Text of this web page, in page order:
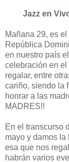
Jazz en
Mañana 29, es
República
en nuestro país
celebración en el
regalar, entre
cariño, siendo la
honrar a las
MADRES!!
En el transcurso
mayo y damos
esa que nos
habrán varios